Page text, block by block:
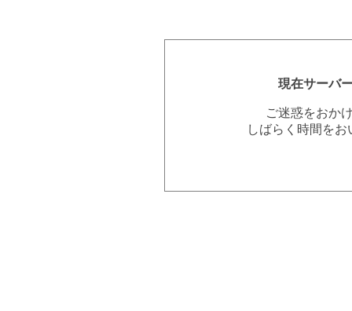
現在サーバ
ご迷惑をおか
しばらく時間を